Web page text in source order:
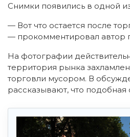
Снимки появились в одной
— Вот что остается после
— прокомментировал автор
На фотографии
территория рынка
торговли мусором. В
рассказывают, что подобная